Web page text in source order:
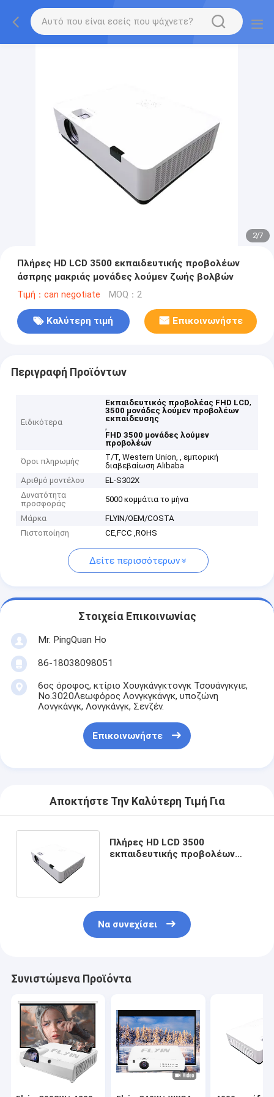
2/7
Πλήρες HD LCD 3500 εκπαιδευτικής προβολέων
άσπρης μακριάς μονάδες λούμεν ζωής βολβών
Τιμή：can negotiate MOQ：2
Καλύτερη τιμή Επικοινωνήστε
Περιγραφή Προϊόντων
Ειδικότερα
Εκπαιδευτικός προβολέας FHD LCD,
3500 μονάδες λούμεν προβολέων
εκπαίδευσης
,
FHD 3500 μονάδες λούμεν
προβολέων
Όροι πληρωμής
T/T, Western Union, , εμπορική
διαβεβαίωση Alibaba
Αριθμό μοντέλου
EL-S302X
Δυνατότητα
προσφοράς
5000 κομμάτια το μήνα
Μάρκα
FLYIN/OEM/COSTA
Πιστοποίηση
CE,FCC ,ROHS
Δείτε περισσότερων
Στοιχεία Επικοινωνίας
Mr. PingQuan Ho
86-18038098051
6ος όροφος, κτίριο Χουγκάνγκτονγκ Τσουάνγκγιε,
Νο.3020Λεωφόρος Λονγκγκάνγκ, υποζώνη
Λονγκάνγκ, Λονγκάνγκ, Σενζέν.
Επικοινωνήστε
Αποκτήστε Την Καλύτερη Τιμή Για
Πλήρες HD LCD 3500
εκπαιδευτικής προβολέων
Να συνεχίσει
Συνιστώμενα Προϊόντα